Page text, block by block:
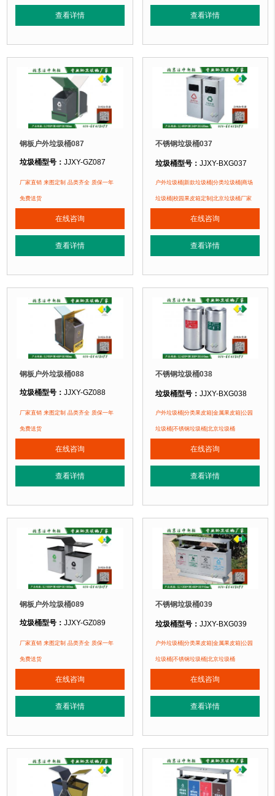
垃圾桶特点：1、全桶采用镀锌板，塑粉喷塑工艺使用寿命更长久。2、箱体
正在使用该垃圾桶的部分客户：
北京某广场、北京某学校、北京某小区....
查看详情
正在使用该垃圾桶的部分客户：
北京万达广场、华生购物中心、泛悦
查看详情
钢板户外垃圾桶087
垃圾桶型号：JJXY-GZ087
垃圾桶规格：长950mm 宽400mm 高980mm
垃圾桶材质：
垃圾桶周期：3-7天 厂家直销 来图定制
垃圾桶特点：1、全桶采用镀锌板，塑粉喷塑工艺使用寿命更长久。2、箱体
正在使用该垃圾桶的部分客户：
北京某广场、北京某学校、北京某小区....
厂家直销 来图定制 品类齐全 质保一年
免费送货
在线咨询
查看详情
不锈钢垃圾桶037
垃圾桶型号： JJXY-BXG037
垃圾桶规格：长490mm 宽240mm
垃圾桶材质：不锈钢板
垃圾桶周期：3-7天 厂家直销 来图定
垃圾桶特点： 1、全桶采用优质加厚
正在使用该垃圾桶的部分客户：
北京万达广场、华生购物中心、泛悦
户外垃圾桶|新款垃圾桶|分类垃圾桶|商场
垃圾桶|校园果皮箱定制|北京垃圾桶厂家
在线咨询
查看详情
钢板户外垃圾桶088
垃圾桶型号：JJXY-GZ088
垃圾桶规格：长950mm 宽400mm 高980mm
垃圾桶材质：
垃圾桶周期：3-7天 厂家直销 来图定制
垃圾桶特点：1、全桶采用镀锌板，塑粉喷塑工艺使用寿命更长久。2、箱体
正在使用该垃圾桶的部分客户：
北京某广场、北京某学校、北京某小区....
厂家直销 来图定制 品类齐全 质保一年
免费送货
在线咨询
查看详情
不锈钢垃圾桶038
垃圾桶型号： JJXY-BXG038
垃圾桶规格：长620mm 宽300mm
垃圾桶材质：不锈钢板
垃圾桶周期：3-7天 厂家直销 来图定
垃圾桶特点： 1、全桶采用优质加厚
正在使用该垃圾桶的部分客户：
北京万达广场、华生购物中心、泛悦
户外垃圾桶|分类果皮箱|金属果皮箱|公园
垃圾桶|不锈钢垃圾桶|北京垃圾桶
在线咨询
查看详情
钢板户外垃圾桶089
垃圾桶型号：JJXY-GZ089
垃圾桶规格：长1000mm 宽400mm 高1000mm
垃圾桶材质：
垃圾桶周期：3-7天 厂家直销 来图定制
垃圾桶特点：1、全桶采用镀锌板，塑粉喷塑工艺使用寿命更长久。2、箱体
正在使用该垃圾桶的部分客户：
北京某广场、北京某公园、北京某小区....
厂家直销 来图定制 品类齐全 质保一年
免费送货
在线咨询
查看详情
不锈钢垃圾桶039
垃圾桶型号： JJXY-BXG039
垃圾桶规格：长1200mm 宽400mm
垃圾桶材质：不锈钢板
垃圾桶周期：3-7天 厂家直销 来图定
垃圾桶特点： 1、全桶采用优质加厚
正在使用该垃圾桶的部分客户：
北京万达广场、华生购物中心、泛悦
户外垃圾桶|分类果皮箱|金属果皮箱|公园
垃圾桶|不锈钢垃圾桶|北京垃圾桶
在线咨询
查看详情